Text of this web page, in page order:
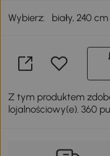
Wybierz: biały, 240
Z tym produktem
lojalnościowy(e). 360